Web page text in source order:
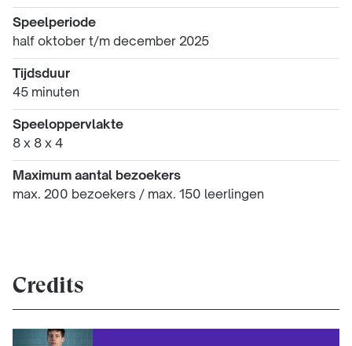
Speelperiode
half oktober t/m december 2025
Tijdsduur
45 minuten
Speeloppervlakte
8 x 8 x 4
Maximum aantal bezoekers
max. 200 bezoekers / max. 150 leerlingen
Credits